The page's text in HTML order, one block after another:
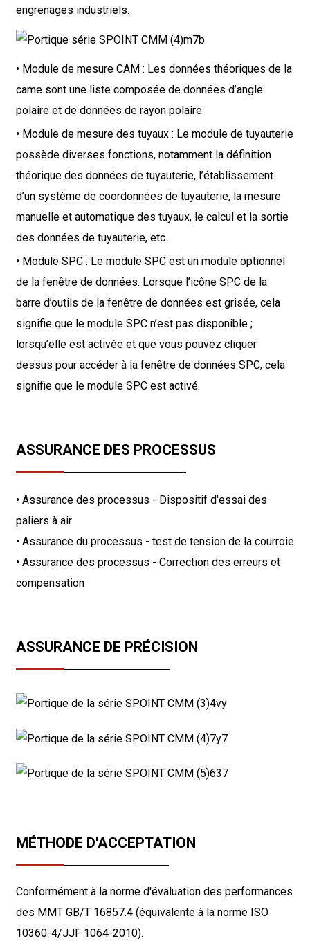
engrenages industriels.
• Module de mesure CAM : Les données théoriques de la
came sont une liste composée de données d’angle
polaire et de données de rayon polaire.
• Module de mesure des tuyaux : Le module de tuyauterie
possède diverses fonctions, notamment la définition
théorique des données de tuyauterie, l’établissement
d’un système de coordonnées de tuyauterie, la mesure
manuelle et automatique des tuyaux, le calcul et la sortie
des données de tuyauterie, etc.
• Module SPC : Le module SPC est un module optionnel
de la fenêtre de données. Lorsque l’icône SPC de la
barre d’outils de la fenêtre de données est grisée, cela
signifie que le module SPC n’est pas disponible ;
lorsqu’elle est activée et que vous pouvez cliquer
dessus pour accéder à la fenêtre de données SPC, cela
signifie que le module SPC est activé.
ASSURANCE DES PROCESSUS
• Assurance des processus - Dispositif d'essai des
paliers à air
• Assurance du processus - test de tension de la courroie
• Assurance des processus - Correction des erreurs et
compensation
ASSURANCE DE PRÉCISION
MÉTHODE D'ACCEPTATION
Conformément à la norme d'évaluation des performances
des MMT GB/T 16857.4 (équivalente à la norme ISO
10360-4/JJF 1064-2010).